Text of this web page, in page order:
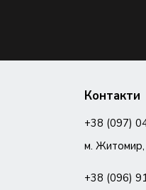
Контакти
+38 (097)
м. Житомир,
+38 (096)